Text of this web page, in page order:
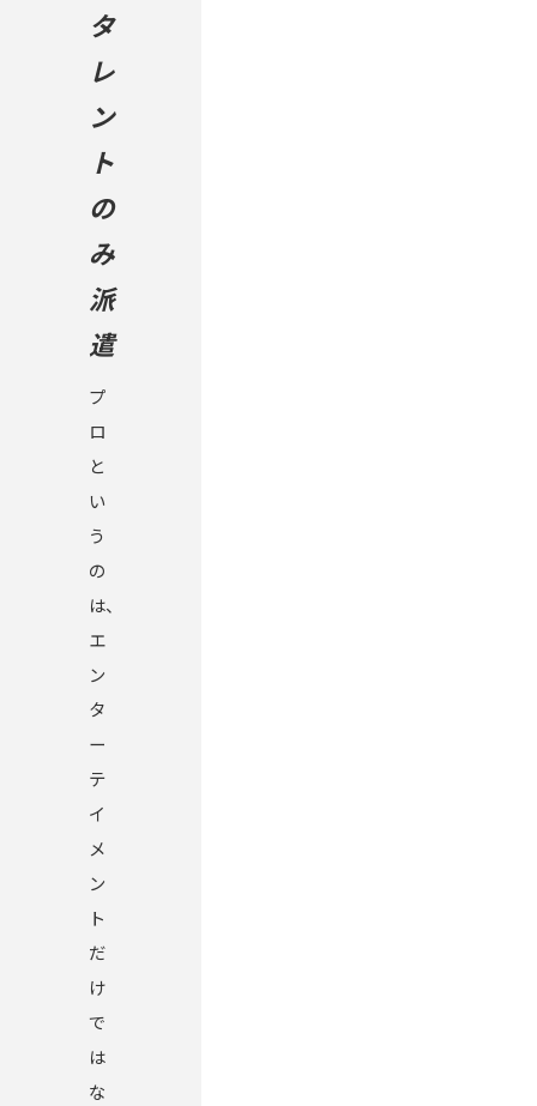
タ
レ
ン
ト
の
み
派
遣
プ
ロ
と
い
う
の
は、
エ
ン
タ
ー
テ
イ
メ
ン
ト
だ
け
で
は
な